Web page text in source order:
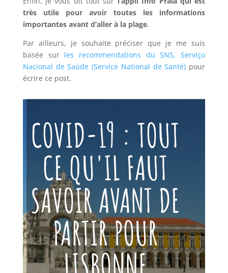
très utile pour avoir toutes les informations
importantes avant d’aller à la plage.
Par ailleurs, je souhaite préciser que je me suis
basée sur les recommendations du SNS, Serviço
Nacional de Saúde (Service National de Santé) pour
écrire ce post.
COVID-19 : TOUT
CE QU'IL FAUT
SAVOIR AVANT DE
PARTIR POUR